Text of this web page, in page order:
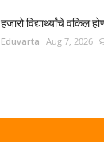
हजारो विद्यार्थ्यांचे वकिल
Eduvarta Aug 7, 2026